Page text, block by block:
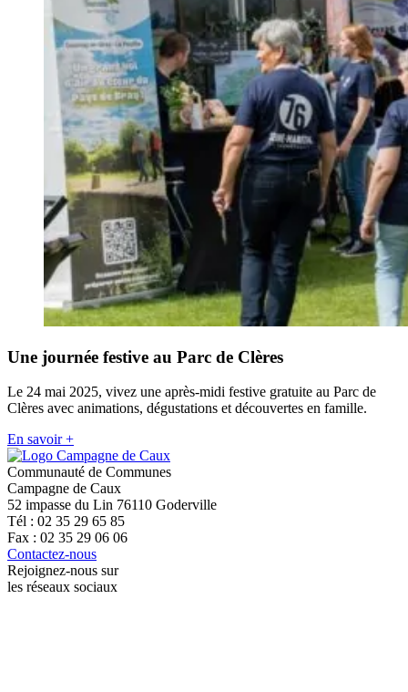
Une journée festive au Parc de Clères
Le 24 mai 2025, vivez une après-midi festive gratuite au Parc de
Clères avec animations, dégustations et découvertes en famille.
En savoir +
Communauté de Communes
Campagne de Caux
52 impasse du Lin 76110 Goderville
Tél : 02 35 29 65 85
Fax : 02 35 29 06 06
Contactez-nous
Rejoignez-nous sur
les réseaux sociaux